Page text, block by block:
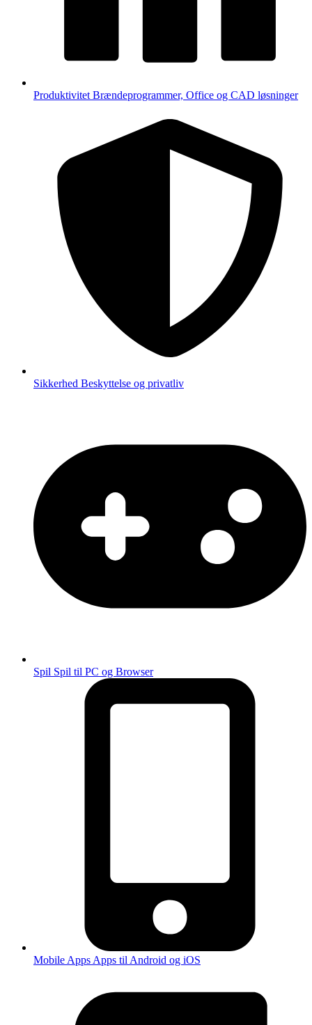
Produktivitet Brændeprogrammer, Office og CAD løsninger
Sikkerhed Beskyttelse og privatliv
Spil Spil til PC og Browser
Mobile Apps Apps til Android og iOS